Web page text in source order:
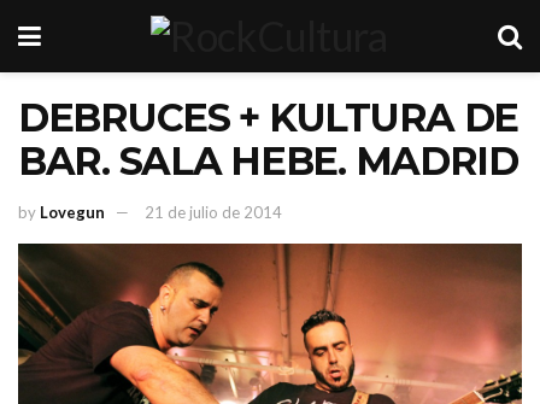
DEBRUCES + KULTURA DE
BAR. SALA HEBE. MADRID
by Lovegun 21 de julio de 2014